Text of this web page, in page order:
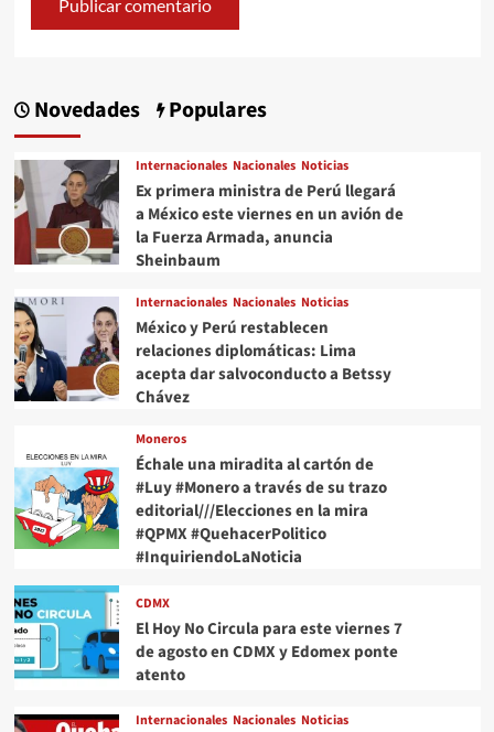
Novedades Populares
Internacionales Nacionales Noticias
Ex primera ministra de Perú llegará
a México este viernes en un avión de
la Fuerza Armada, anuncia
Sheinbaum
Internacionales Nacionales Noticias
México y Perú restablecen
relaciones diplomáticas: Lima
acepta dar salvoconducto a Betssy
Chávez
Moneros
Échale una miradita al cartón de
#Luy #Monero a través de su trazo
editorial///Elecciones en la mira
#QPMX #QuehacerPolitico
#InquiriendoLaNoticia
CDMX
El Hoy No Circula para este viernes 7
de agosto en CDMX y Edomex ponte
atento
Internacionales Nacionales Noticias